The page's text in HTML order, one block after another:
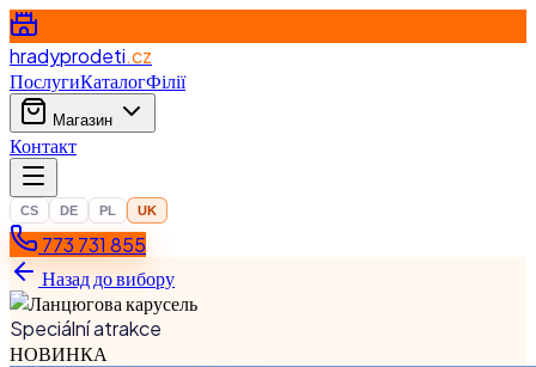
hradyprodeti.cz
ПослугиКаталогФілії
Магазин
Контакт
CS DE PL UK
773 731 855
Назад до вибору
Speciální atrakce
НОВИНКА